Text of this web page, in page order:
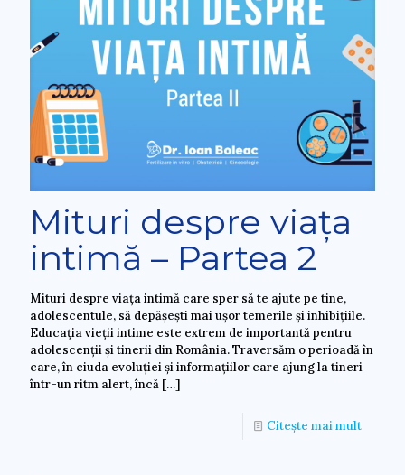
Mituri despre viața
intimă – Partea 2
Mituri despre viața intimă care sper să te ajute pe tine,
adolescentule, să depășești mai ușor temerile și inhibițiile.
Educația vieții intime este extrem de importantă pentru
adolescenții și tinerii din România. Traversăm o perioadă în
care, în ciuda evoluției și informațiilor care ajung la tineri
într-un ritm alert, încă […]
Citește mai mult